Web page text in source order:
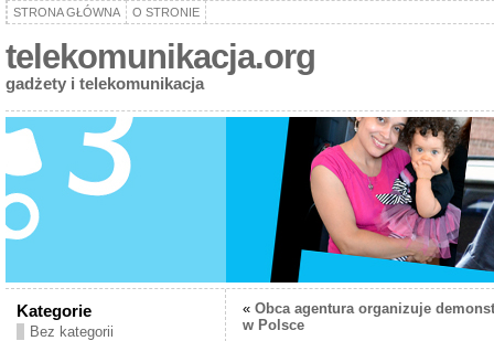
STRONA GŁÓWNA O STRONIE
telekomunikacja.org
gadżety i telekomunikacja
Kategorie
Bez kategorii
« Obca agentura organizuje
w Polsce